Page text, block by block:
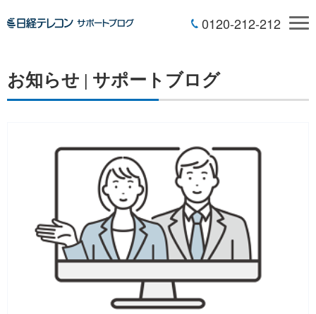
0120-212-212
お知らせ | サポートブログ